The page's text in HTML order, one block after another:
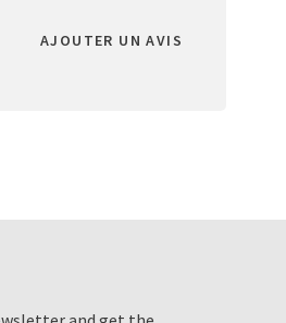
AJOUTER UN AVIS